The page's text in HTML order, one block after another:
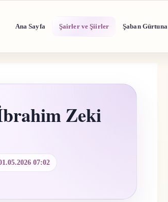
Ana Sayfa Şairler ve Şiirler Şaban Gürtuna
Zeki
07:02